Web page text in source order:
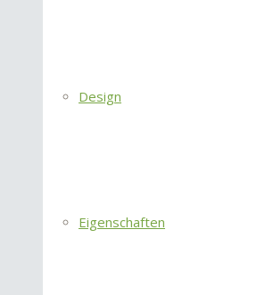
Design
Eigenschaften